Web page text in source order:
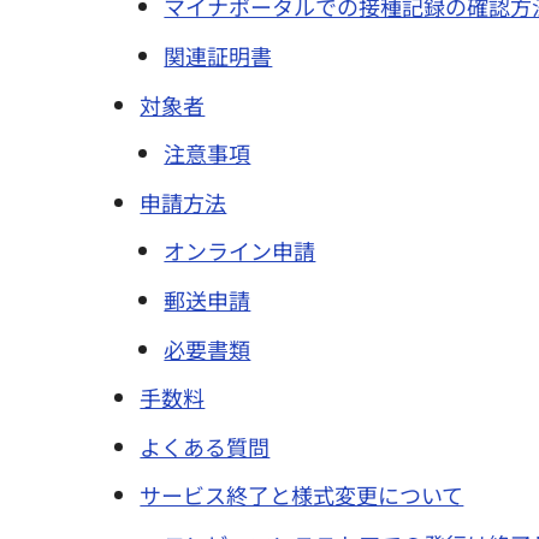
マイナポータルでの接種記録の確認方
関連証明書
対象者
注意事項
申請方法
オンライン申請
郵送申請
必要書類
手数料
よくある質問
サービス終了と様式変更について